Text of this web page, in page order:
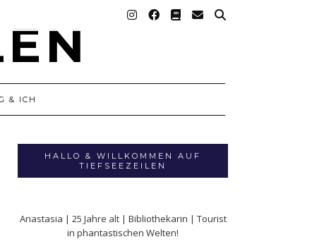
& ICH
HALLO & WILLKOMMEN AUF
TIEFSEEZEILEN
Anastasia | 25 Jahre alt | Bibliothekarin | Tourist
in phantastischen Welten!